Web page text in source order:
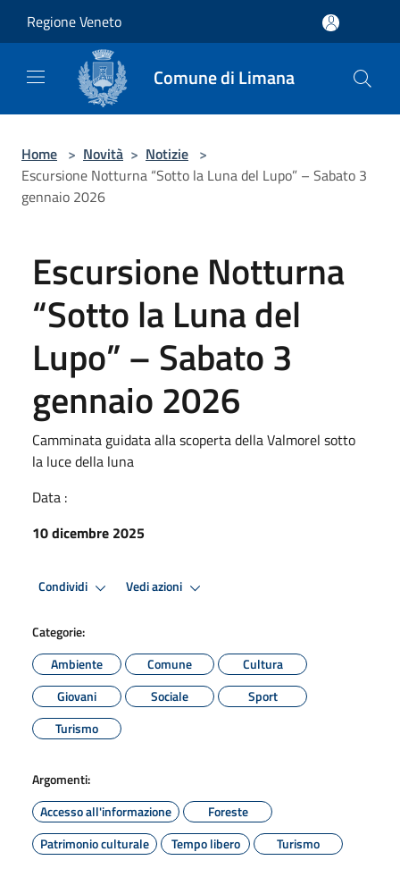
Regione Veneto
Comune di Limana
Home > Novità > Notizie >
Escursione Notturna “Sotto la Luna del Lupo” – Sabato 3
gennaio 2026
Escursione Notturna
“Sotto la Luna del
Lupo” – Sabato 3
gennaio 2026
Camminata guidata alla scoperta della Valmorel sotto
la luce della luna
Data :
10 dicembre 2025
Condividi Vedi azioni
Categorie:
Ambiente
Comune
Cultura
Giovani
Sociale
Sport
Turismo
Argomenti:
Accesso all'informazione
Foreste
Patrimonio culturale
Tempo libero Turismo